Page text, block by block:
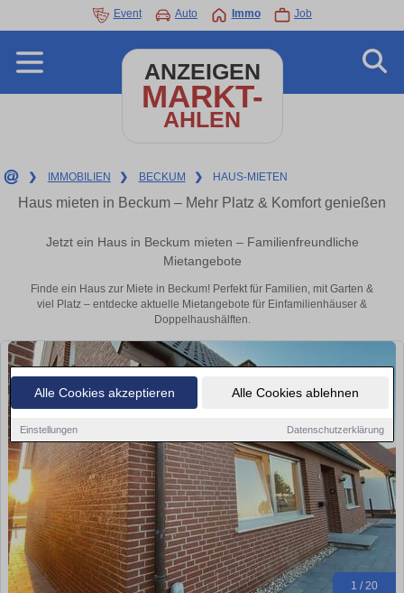
Alle Cookies akzeptieren Alle Cookies ablehnen
Einstellungen Datenschutzerklärung
Event Auto Immo Job
ANZEIGEN
MARKT-
AHLEN
❯ IMMOBILIEN ❯ BECKUM ❯ HAUS-MIETEN
Haus mieten in Beckum – Mehr Platz & Komfort genießen
Jetzt ein Haus in Beckum mieten – Familienfreundliche
Mietangebote
Finde ein Haus zur Miete in Beckum! Perfekt für Familien, mit Garten &
viel Platz – entdecke aktuelle Mietangebote für Einfamilienhäuser &
Doppelhaushälften.
1 / 20